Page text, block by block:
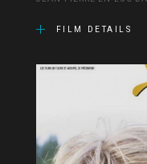
FILM DETAILS